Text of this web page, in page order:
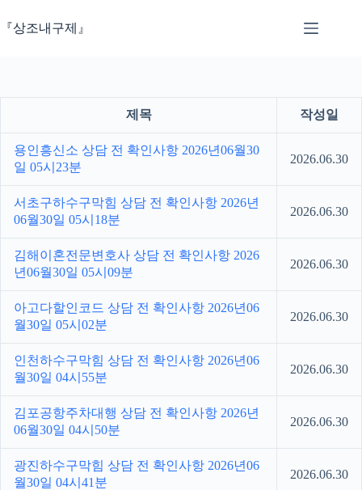
문『상조내구제』
제목 작성일
용인흥신소 상담 전 확인사항 2026년06월30
일 05시23분
2026.06.30
서초구하수구막힘 상담 전 확인사항 2026년
06월30일 05시18분
2026.06.30
김해이혼전문변호사 상담 전 확인사항 2026
년06월30일 05시09분
2026.06.30
아고다할인코드 상담 전 확인사항 2026년06
월30일 05시02분
2026.06.30
인천하수구막힘 상담 전 확인사항 2026년06
월30일 04시55분
2026.06.30
김포공항주차대행 상담 전 확인사항 2026년
06월30일 04시50분
2026.06.30
광진하수구막힘 상담 전 확인사항 2026년06
월30일 04시41분
2026.06.30